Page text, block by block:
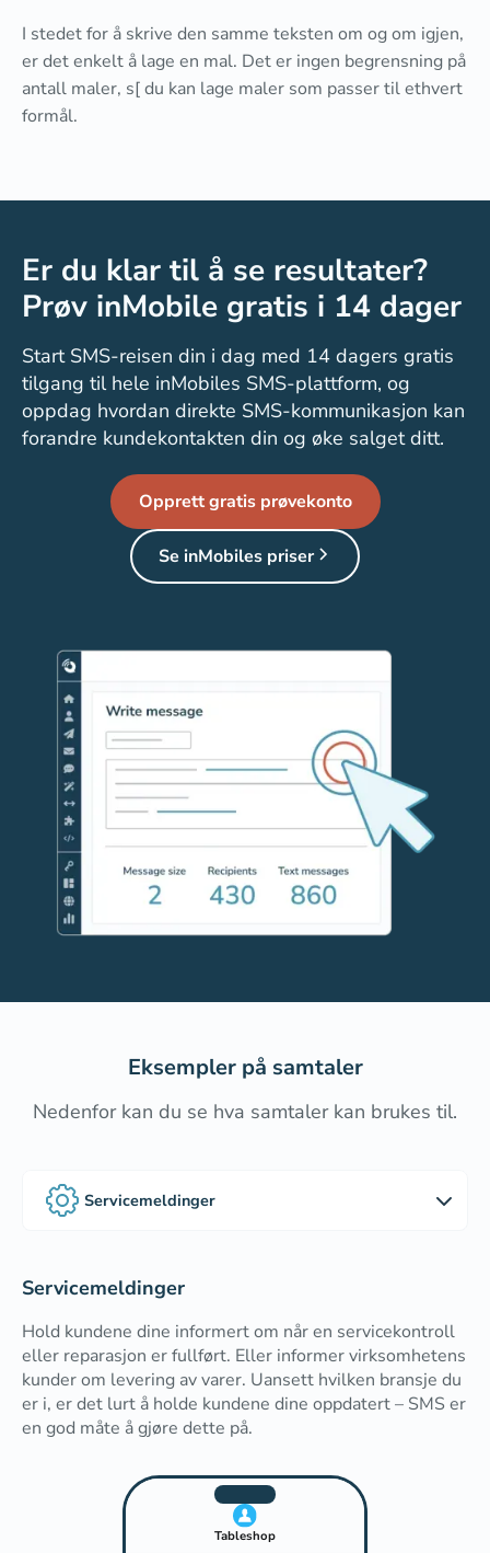
I stedet for å skrive den samme teksten om og om igjen,
er det enkelt å lage en mal. Det er ingen begrensning på
antall maler, s[ du kan lage maler som passer til ethvert
formål.
Er du klar til å se resultater?
Prøv inMobile gratis i 14 dager
Start SMS-reisen din i dag med 14 dagers gratis
tilgang til hele inMobiles SMS-plattform, og
oppdag hvordan direkte SMS-kommunikasjon kan
forandre kundekontakten din og øke salget ditt.
Opprett gratis prøvekonto
Se inMobiles priser
Eksempler på samtaler
Nedenfor kan du se hva samtaler kan brukes til.
Påminnelser
Servicemeldinger
Servicemeldinger
Hold kundene dine informert om når en servicekontroll
eller reparasjon er fullført. Eller informer virksomhetens
kunder om levering av varer. Uansett hvilken bransje du
er i, er det lurt å holde kundene dine oppdatert – SMS er
en god måte å gjøre dette på.
Tableshop